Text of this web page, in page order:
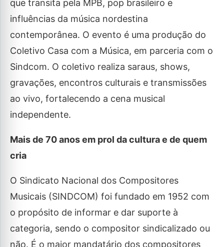
que transita pela MPB, pop brasileiro e
influências da música nordestina
contemporânea. O evento é uma produção do
Coletivo Casa com a Música, em parceria com o
Sindcom. O coletivo realiza saraus, shows,
gravações, encontros culturais e transmissões
ao vivo, fortalecendo a cena musical
independente.
Mais de 70 anos em prol da cultura e de quem
cria
O Sindicato Nacional dos Compositores
Musicais (SINDCOM) foi fundado em 1952 com
o propósito de informar e dar suporte à
categoria, sendo o compositor sindicalizado ou
não. É o maior mandatário dos compositores